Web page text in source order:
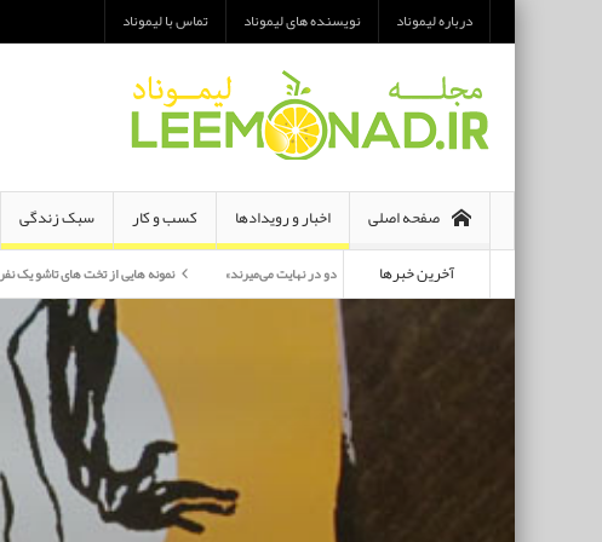
درباره لیموناد نویسنده های لیموناد تماس با لیموناد
صفحه اصلی اخبار و رویدادها کسب و کار سبک زندگی
آخرین خبرها
معرفی رمان «هر دو در نهایت می‌میرند» نمونه هایی از تخت های تاشو یک نفره و دو نفره
پرکارترین بازیگران سی وهفتمین جشنواره فجر بشناسید